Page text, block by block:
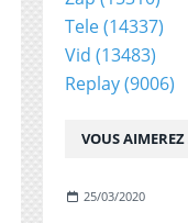
VOUS AIMEREZ
25/03/2020
Tele(14337)
Vid (13483)
Replay(9006)